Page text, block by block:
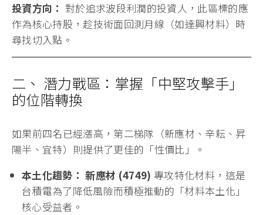
投資方向： 對於追求波段利潤的投資人，此區標的應
作為核心持股，趁技術面回測月線（如達興材料）時
尋找切入點。
二、 潛力戰區：掌握「中堅攻擊手」
的位階轉換
如果前四名已經漲高，第二梯隊（新應材、辛耘、昇
陽半、宜特）則提供了更佳的「性價比」。
本土化趨勢： 新應材 (4749) 專攻特化材料，這是
台積電為了降低風險而積極推動的「材料本土化」
核心受益者。